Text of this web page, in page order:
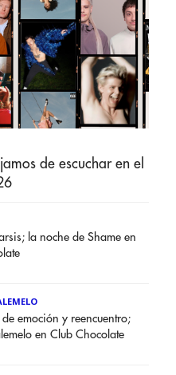
de escuchar en el
la noche de Shame en
emoción y reencuentro;
en Club Chocolate